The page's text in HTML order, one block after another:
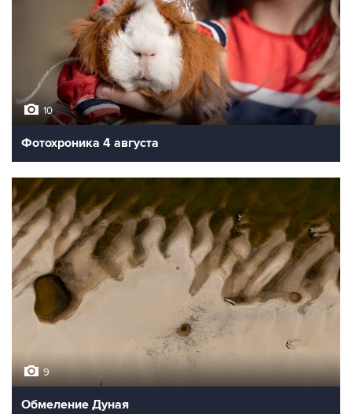
10
Фотохроника 4 августа
9
Обмеление Дуная